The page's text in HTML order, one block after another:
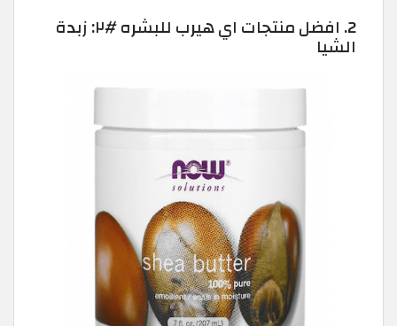
2. افضل منتجات اي هيرب للبشره #٢: زبدة
الشيا